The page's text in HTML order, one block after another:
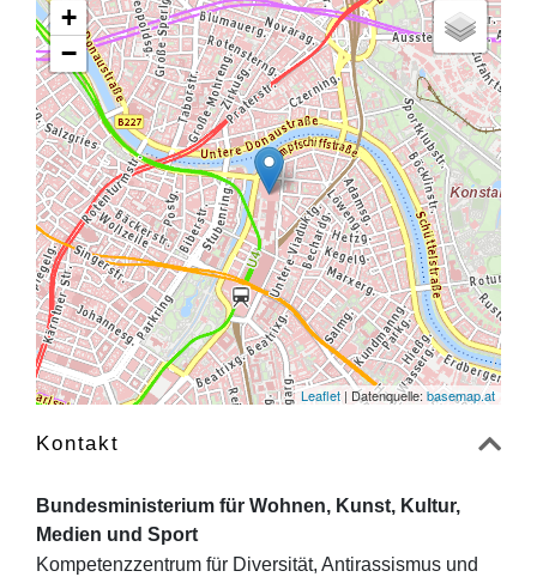
+
−
Leaflet | Datenquelle:basemap.at
Kontakt
Bundesministerium für Wohnen, Kunst, Kultur,
Medien und Sport
Kompetenzzentrum für Diversität, Antirassismus und